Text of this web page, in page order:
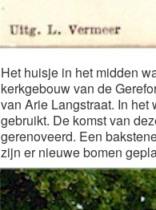
Het huisje in het midden
kerkgebouw van de
van Arie Langstraat. In
gebruikt. De komst van
gerenoveerd. Een
zijn er nieuwe bomen